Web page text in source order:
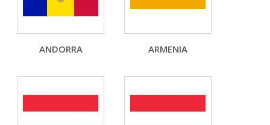
ANDORRA ARMENIA